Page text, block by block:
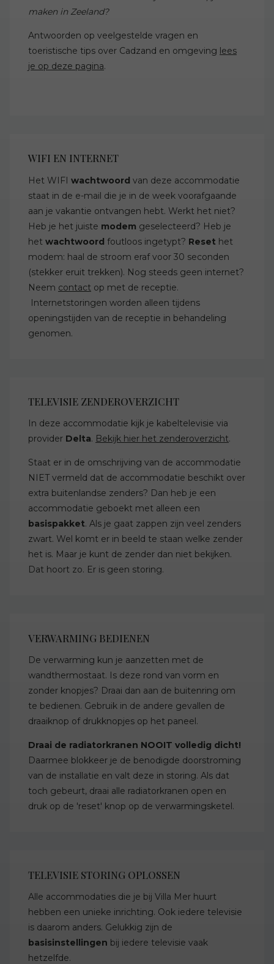
maken in Zeeland?
Antwoorden op veelgestelde vragen en
toeristische tips over Cadzand en omgeving lees
je op deze pagina.
WIFI EN INTERNET
Het WIFI wachtwoord van deze accommodatie
staat in de e-mail die je in de week voorafgaande
aan je vakantie ontvangen hebt. Werkt het niet?
Heb je het juiste modem geselecteerd? Heb je
het wachtwoord foutloos ingetypt? Reset het
modem: haal de stroom eraf voor 30 seconden
(stekker eruit trekken). Nog steeds geen internet?
Neem contact op met de receptie.
Internetstoringen worden alleen tijdens
openingstijden van de receptie in behandeling
genomen.
TELEVISIE ZENDEROVERZICHT
In deze accommodatie kijk je kabeltelevisie via
provider Delta. Bekijk hier het zenderoverzicht.
Staat er in de omschrijving van de accommodatie
NIET vermeld dat de accommodatie beschikt over
extra buitenlandse zenders? Dan heb je een
accommodatie geboekt met alleen een
basispakket. Als je gaat zappen zijn veel zenders
zwart. Wel komt er in beeld te staan welke zender
het is. Maar je kunt de zender dan niet bekijken.
Dat hoort zo. Er is geen storing.
VERWARMING BEDIENEN
De verwarming kun je aanzetten met de
wandthermostaat. Is deze rond van vorm en
zonder knopjes? Draai dan aan de buitenring om
te bedienen. Gebruik in de andere gevallen de
draaiknop of drukknopjes op het paneel.
Draai de radiatorkranen NOOIT volledig dicht!
Daarmee blokkeer je de benodigde doorstroming
van de installatie en valt deze in storing. Als dat
toch gebeurt, draai alle radiatorkranen open en
druk op de 'reset' knop op de verwarmingsketel.
TELEVISIE STORING OPLOSSEN
Alle accommodaties die je bij Villa Mer huurt
hebben een unieke inrichting. Ook iedere televisie
is daarom anders. Gelukkig zijn de
basisinstellingen bij iedere televisie vaak
hetzelfde.